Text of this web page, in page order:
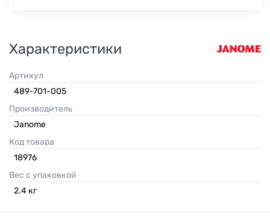
Характеристики
Артикул
489-701-005
Производитель
Janome
Код товара
18976
Вес с упаковкой
2.4 кг